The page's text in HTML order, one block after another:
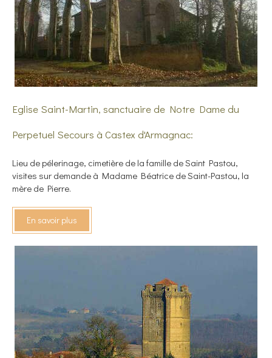
Eglise Saint-Martin, sanctuaire de Notre Dame du
Perpetuel Secours à Castex d'Armagnac:
Lieu de pélerinage, cimetière de la famille de Saint Pastou,
visites sur demande à Madame Béatrice de Saint-Pastou, la
mère de Pierre.
En savoir plus